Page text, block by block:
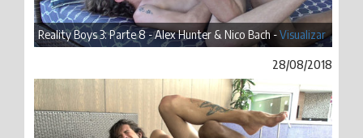
Reality Boys 3: Parte 8 - Alex Hunter & Nico Bach -Visualizar
28/08/2018